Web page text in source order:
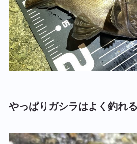
やっぱりガシラはよく釣れる